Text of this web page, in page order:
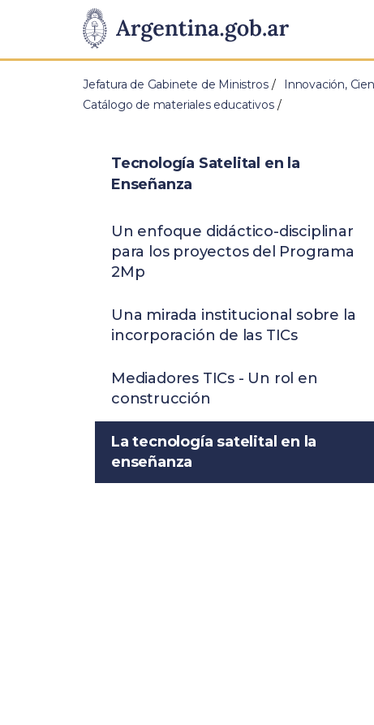
Presidencia
de
Pasar al contenido principal
Jefatura de Gabinete de Ministros Innovación,
Catálogo de materiales educativos
Tecnología Satelital en la
Enseñanza
Un enfoque didáctico-disciplinar
para los proyectos del Programa
2Mp
Una mirada institucional sobre la
incorporación de las TICs
Mediadores TICs - Un rol en
construcción
La tecnología satelital en la
enseñanza